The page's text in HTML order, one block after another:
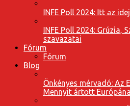
INFE Poll 2024: Itt az
INFE Poll 2024: Grúzia,
szavazatai
Fórum
Fórum
Blog
Önkényes mérvadó: Az
Mennyit ártott